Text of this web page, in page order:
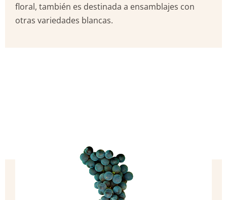
floral, también es destinada a ensamblajes con
otras variedades blancas.